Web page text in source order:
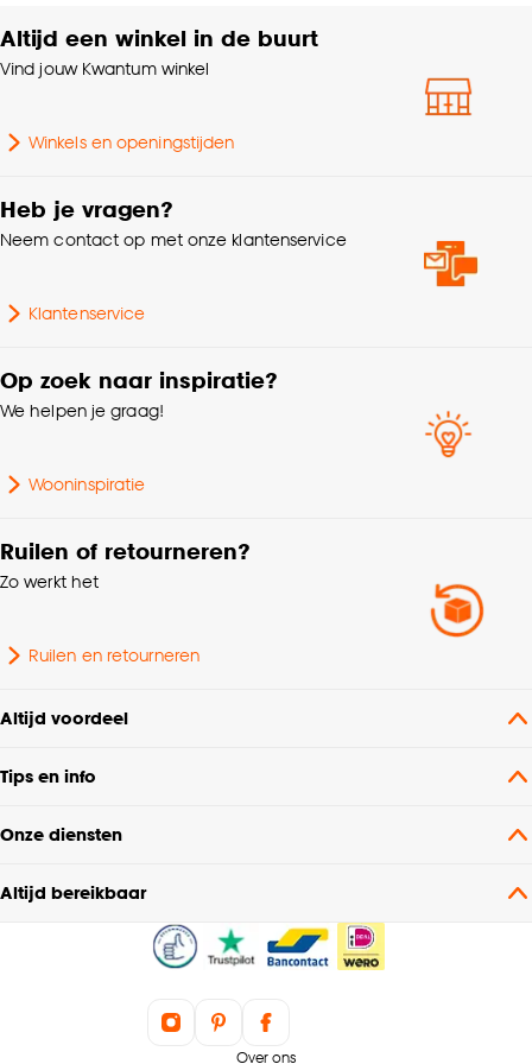
klikken.
Goed om te weten is dat je deze keuze altijd nog
cookieverklaring.
Samenstelling
Altijd een winkel in de buurt
Vind jouw Kwantum winkel
Winkels en openingstijden
Heb je vragen?
Neem contact op met onze klantenservice
Klantenservice
Op zoek naar inspiratie?
We helpen je graag!
Wooninspiratie
Ruilen of retourneren?
Zo werkt het
Ruilen en retourneren
Altijd voordeel
Tips en info
Onze diensten
Altijd bereikbaar
Over ons